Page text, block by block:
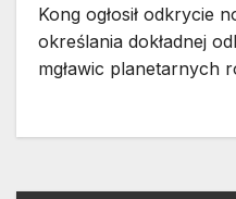
Kong ogłosił odkrycie
określania dokładnej
mgławic planetarnych